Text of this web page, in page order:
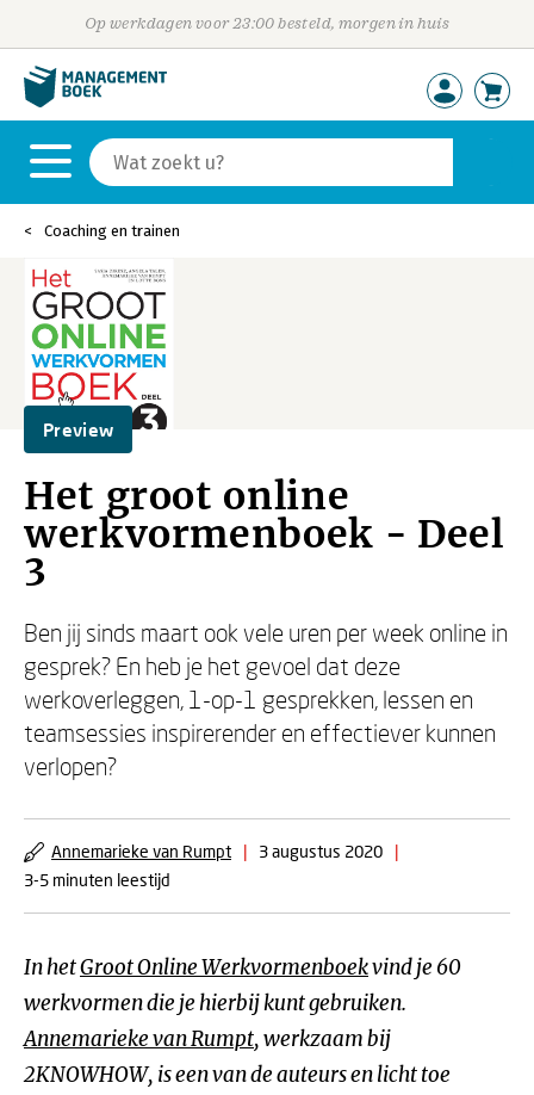
Op werkdagen voor 23:00 besteld, morgen in huis
Coaching en trainen
Preview
Het groot online
werkvormenboek - Deel
3
Ben jij sinds maart ook vele uren per week online in
gesprek? En heb je het gevoel dat deze
werkoverleggen, 1-op-1 gesprekken, lessen en
teamsessies inspirerender en effectiever kunnen
verlopen?
Annemarieke van Rumpt | 3 augustus 2020
|
3-5 minuten leestijd
In hetGroot Online Werkvormenboekvind je 60
werkvormen die je hierbij kunt gebruiken.
Annemarieke van Rumpt, werkzaam bij
2KNOWHOW, is een van de auteurs en licht toe